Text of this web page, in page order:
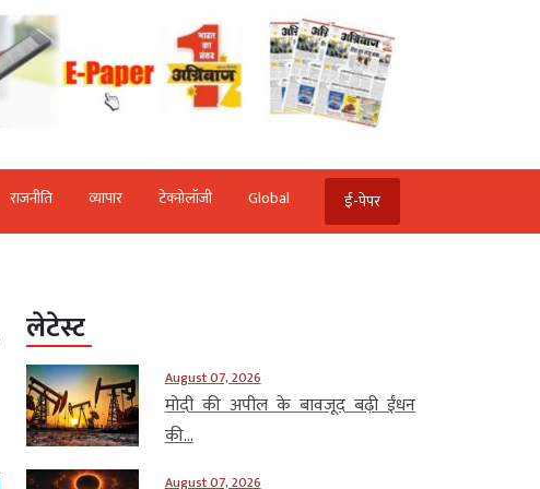
राजनीति व्‍यापार टेक्‍नोलॉजी Global ई-पेपर
लेटेस्ट
August 07, 2026
मोदी की अपील के बावजूद बढ़ी ईंधन
की...
August 07, 2026